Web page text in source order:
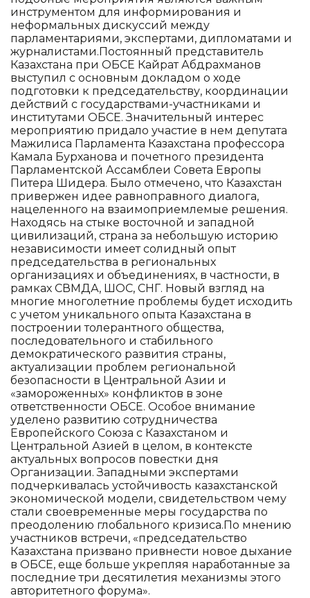
инструментом для информирования и
неформальных дискуссий между
парламентариями, экспертами, дипломатами и
журналистами.Постоянный представитель
Казахстана при ОБСЕ Кайрат Абдрахманов
выступил с основным докладом о ходе
подготовки к председательству, координации
действий с государствами-участниками и
институтами ОБСЕ. Значительный интерес
мероприятию придало участие в нем депутата
Мажилиса Парламента Казахстана профессора
Камала Бурханова и почетного президента
Парламентской Ассамблеи Совета Европы
Питера Шидера. Было отмечено, что Казахстан
привержен идее равноправного диалога,
нацеленного на взаимоприемлемые решения.
Находясь на стыке восточной и западной
цивилизаций, страна за небольшую историю
независимости имеет солидный опыт
председательства в региональных
организациях и объединениях, в частности, в
рамках СВМДА, ШОС, СНГ. Новый взгляд на
многие многолетние проблемы будет исходить
с учетом уникального опыта Казахстана в
построении толерантного общества,
последовательного и стабильного
демократического развития страны,
актуализации проблем региональной
безопасности в Центральной Азии и
«замороженных» конфликтов в зоне
ответственности ОБСЕ. Особое внимание
уделено развитию сотрудничества
Европейского Союза с Казахстаном и
Центральной Азией в целом, в контексте
актуальных вопросов повестки дня
Организации. Западными экспертами
подчеркивалась устойчивость казахстанской
экономической модели, свидетельством чему
стали своевременные меры государства по
преодолению глобального кризиса.По мнению
участников встречи, «председательство
Казахстана призвано привнести новое дыхание
в ОБСЕ, еще больше укрепляя наработанные за
последние три десятилетия механизмы этого
авторитетного форума».